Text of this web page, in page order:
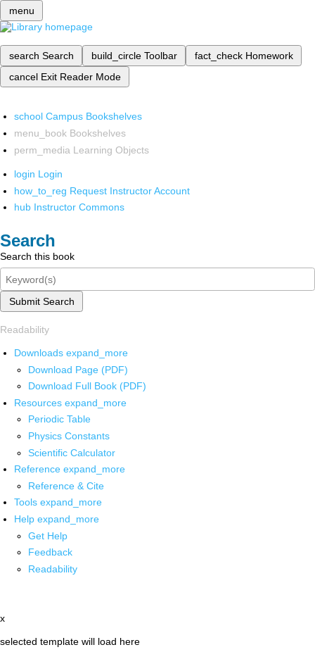
menu
search Search build_circle Toolbar fact_check Homework
cancel Exit Reader Mode
school Campus Bookshelves
menu_book Bookshelves
perm_media Learning Objects
login Login
how_to_reg Request Instructor Account
hub Instructor Commons
Search
Search this book
Submit Search
Readability
Downloads expand_more
Download Page (PDF)
Download Full Book (PDF)
Resources expand_more
Periodic Table
Physics Constants
Scientific Calculator
Reference expand_more
Reference & Cite
Tools expand_more
Help expand_more
Get Help
Feedback
Readability
x
selected template will load here